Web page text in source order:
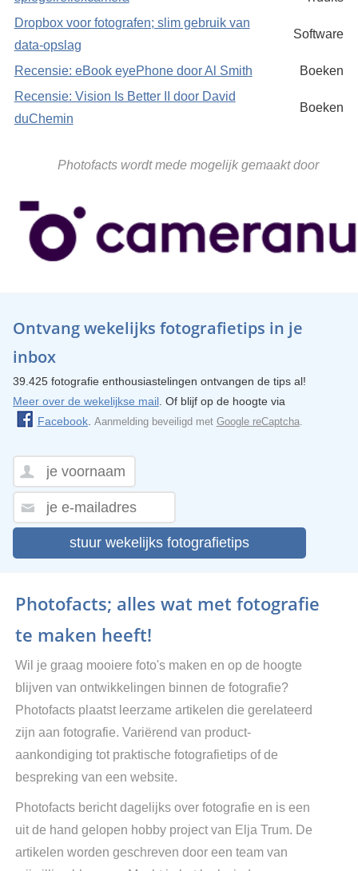
Dropbox voor fotografen; slim gebruik van
data-opslag
Software
Recensie: eBook eyePhone door Al Smith
Boeken
Recensie: Vision Is Better II door David
duChemin
Boeken
Photofacts wordt mede mogelijk gemaakt door
Ontvang wekelijks fotografietips in je
inbox
39.425 fotografie enthousiastelingen ontvangen de tips al!
Meer over de wekelijkse mail. Of blijf op de hoogte via
Facebook. Aanmelding beveiligd met Google reCaptcha.
stuur wekelijks fotografietips
Photofacts; alles wat met fotografie
te maken heeft!
Wil je graag mooiere foto's maken en op de hoogte
blijven van ontwikkelingen binnen de fotografie?
Photofacts plaatst leerzame artikelen die gerelateerd
zijn aan fotografie. Variërend van product-
aankondiging tot praktische fotografietips of de
bespreking van een website.
Photofacts bericht dagelijks over fotografie en is een
uit de hand gelopen hobby project van Elja Trum. De
artikelen worden geschreven door een team van